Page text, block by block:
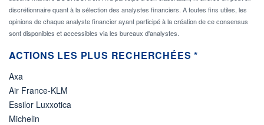
discrétionnaire quant à la sélection des analystes financiers. A toutes fins utiles, les
opinions de chaque analyste financier ayant participé à la création de ce consensus
sont disponibles et accessibles via les bureaux d'analystes.
ACTIONS LES PLUS RECHERCHÉES *
Axa
Air France-KLM
Essilor Luxxotica
Michelin